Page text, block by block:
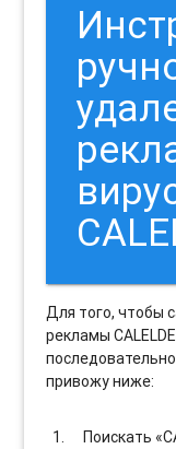
Для того, чтобы
рекламы
привожу ниже:
Поискать